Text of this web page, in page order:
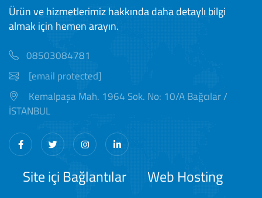
Ürün ve hizmetlerimiz hakkında daha detaylı bilgi
almak için hemen arayın.
08503084781
[email protected]
Kemalpaşa Mah. 1964 Sok. No: 10/A Bağcılar /
İSTANBUL
Site içi Bağlantılar Web Hosting